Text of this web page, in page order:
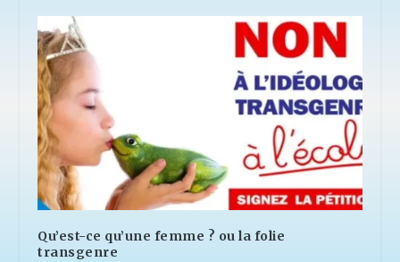
Qu’est-ce qu’une femme ? ou la folie
transgenre